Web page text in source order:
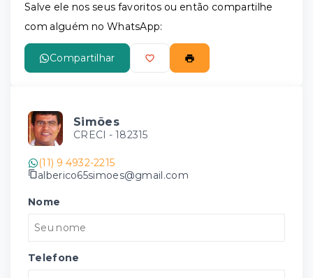
Salve ele nos seus favoritos ou então compartilhe
com alguém no WhatsApp:
Compartilhar
Simões
CRECI - 182315
(11) 9 4932-2215
alberico65simoes@gmail.com
Nome
Telefone